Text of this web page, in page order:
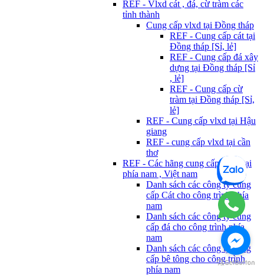
REF - Vlxd cát , đá, cừ tràm các
tỉnh thành
Cung cấp vlxd tại Đồng tháp
REF - Cung cấp cát tại
Đồng tháp [Sỉ, lẻ]
REF - Cung cấp đá xây
dựng tại Đồng tháp [Sỉ
, lẻ]
REF - Cung cấp cừ
tràm tại Đồng tháp [Sỉ,
lẻ]
REF - Cung cấp vlxd tại Hậu
giang
REF - cung cấp vlxd tại cần
thơ
REF - Các hãng cung cấp Vlxd tại
phía nam , Việt nam
Danh sách các công ty cung
cấp Cát cho công trình phía
nam
Danh sách các công ty cung
cấp đá cho công trình phía
nam
Danh sách các công ty cung
cấp bê tông cho công trình
phía nam